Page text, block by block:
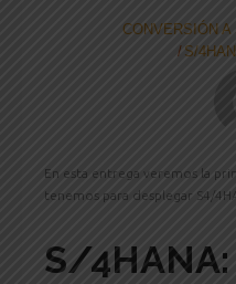
CONVERSIÓN A
S/
En esta entrega veremos la
tenemos para desplegar S4/
S/